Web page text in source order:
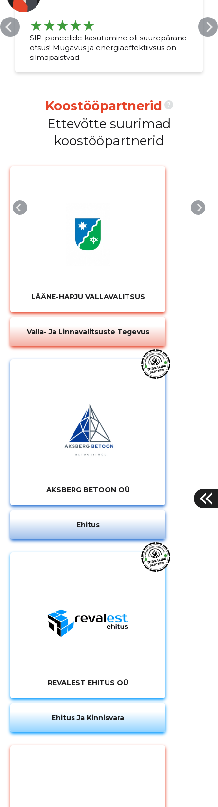
SIP-paneelide kasutamine oli suurepärane
otsus! Mugavus ja energiaeffektiivsus on
silmapaistvad.
Koostööpartnerid ?
Ettevõtte suurimad
koostööpartnerid
LÄÄNE-HARJU VALLAVALITSUS
Valla- Ja Linnavalitsuste Tegevus
AKSBERG BETOON OÜ
Ehitus
REVALEST EHITUS OÜ
Ehitus Ja Kinnisvara